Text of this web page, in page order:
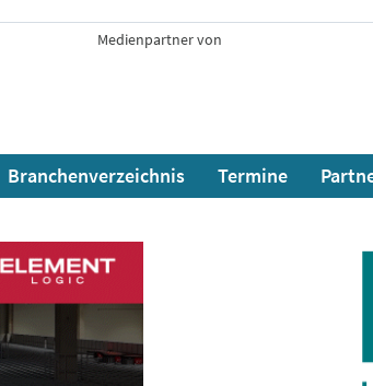
Medienpartner von
Branchenverzeichnis Termine